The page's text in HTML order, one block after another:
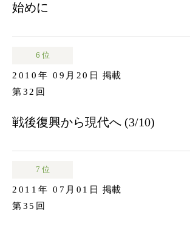
始めに
6 位
2010年 09月20日 掲載
第32回
戦後復興から現代へ (3/10)
7 位
2011年 07月01日
掲載
第35回